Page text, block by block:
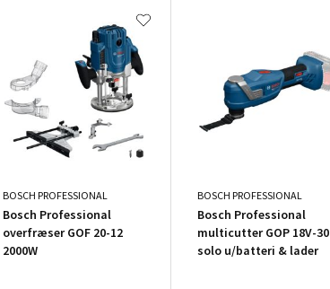
BOSCH PROFESSIONAL
Bosch Professional
overfræser GOF 20-12
2000W
BOSCH PROFESSIONAL
Bosch Professional
multicutter GOP 18V-30
solo u/batteri & lader